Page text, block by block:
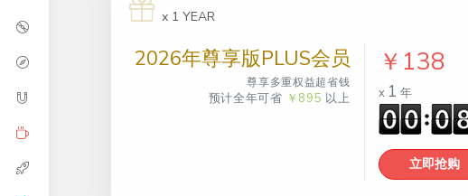
x 1 YEAR
2026年尊享版PLUS会员
尊享多重权益超省钱
预计全年可省 ￥895 以上
￥138
x 1 年
立即抢购